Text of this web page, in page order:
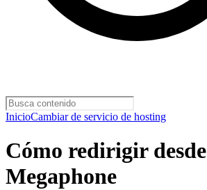
InicioCambiar de servicio de hosting
Cómo redirigir desde
Megaphone